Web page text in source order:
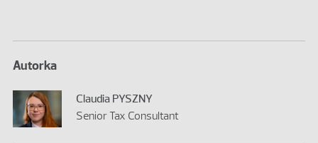
Autorka
Claudia PYSZNY
Senior Tax Consultant